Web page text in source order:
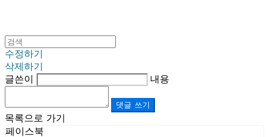
수정하기
삭제하기
글쓴이
내용
댓글 쓰기
목록으로 가기
페이스북